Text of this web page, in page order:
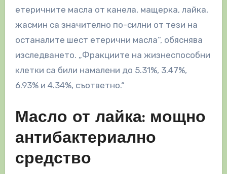
етеричните масла от канела, мащерка, лайка,
жасмин са значително по-силни от тези на
останалите шест етерични масла“, обяснява
изследването. „Фракциите на жизнеспособни
клетки са били намалени до 5.31%, 3.47%,
6.93% и 4.34%, съответно.“
Масло от лайка: мощно
антибактериално
средство